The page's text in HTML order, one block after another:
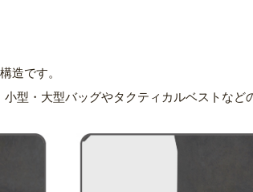
造です。
型・大型バッグやタクティカルベストなど